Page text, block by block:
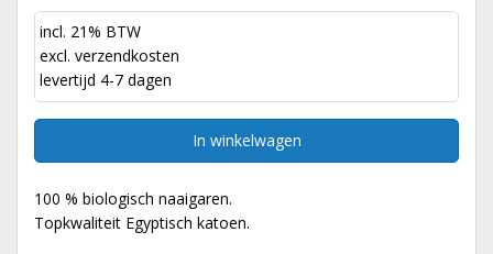
incl. 21% BTW
excl. verzendkosten
levertijd 4-7 dagen
In winkelwagen
100 % biologisch naaigaren.
Topkwaliteit Egyptisch katoen.